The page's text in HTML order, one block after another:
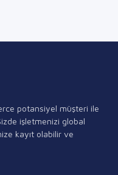
potansiyel müşteri ile
işletmenizi global
kayıt olabilir ve